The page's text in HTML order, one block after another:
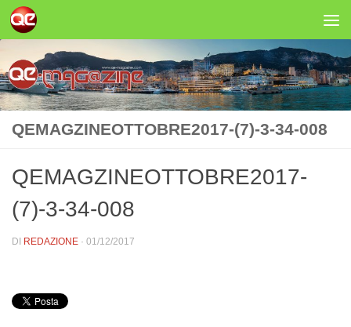
Salta al contenuto
QEMAGZINEOTTOBRE2017-(7)-3-34-008
QEMAGZINEOTTOBRE2017-
(7)-3-34-008
DI REDAZIONE · 01/12/2017